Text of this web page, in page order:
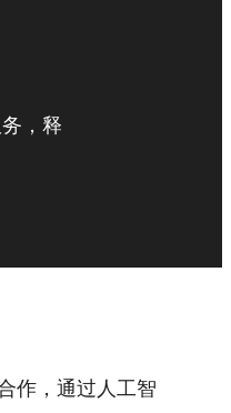
，释
作，通过人工智